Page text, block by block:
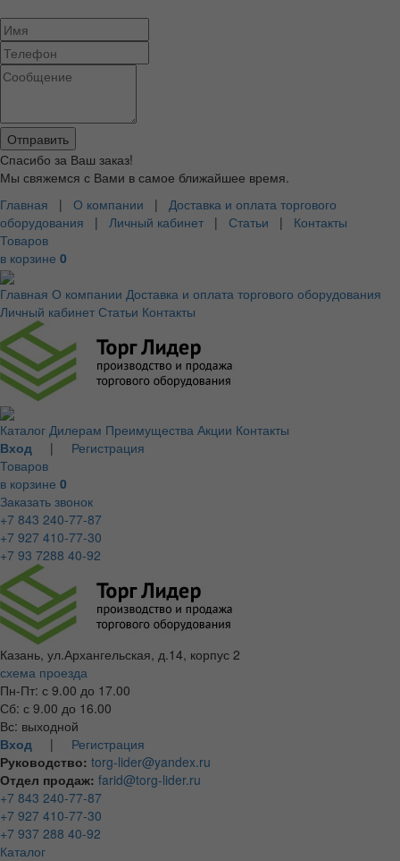
Спасибо за Ваш заказ!
Мы свяжемся с Вами в самое ближайшее время.
Главная | О компании | Доставка и оплата торгового
оборудования | Личный кабинет | Статьи | Контакты
Товаров
в корзине 0
Главная О компании Доставка и оплата торгового оборудования
Личный кабинет Статьи Контакты
Каталог Дилерам Преимущества Акции Контакты
Вход | Регистрация
Товаров
в корзине 0
Заказать звонок
+7 843 240-77-87
+7 927 410-77-30
+7 93 7288 40-92
Казань, ул.Архангельская, д.14, корпус 2
схема проезда
Пн-Пт: с 9.00 до 17.00
Сб: с 9.00 до 16.00
Вс: выходной
Вход | Регистрация
Руководство: torg-lider@yandex.ru
Отдел продаж: farid@torg-lider.ru
+7 843 240-77-87
+7 927 410-77-30
+7 937 288 40-92
Каталог